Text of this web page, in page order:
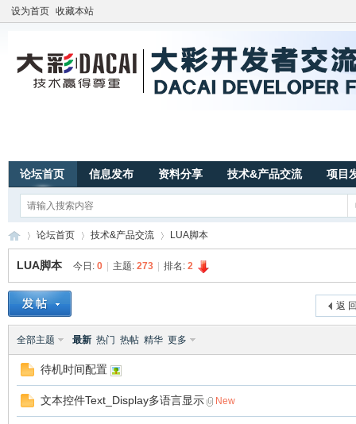
设为首页 收藏本站
论坛首页 信息发布 资料分享 技术&产品交流 项目
»
论坛首页 技术&产品交流 LUA脚本
LUA脚本 今日: 0 主题: 273 排名: 2
返
全部主题 最新 热门 热帖 精华 更多
待机时间配置
文本控件Text_Display多语言显示 New